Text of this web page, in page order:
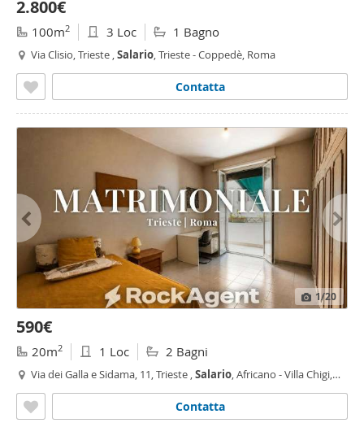
2.800€
100m2 3 Loc 1 Bagno
Via Clisio, Trieste ,Salario, Trieste - Coppedè, Roma
Contatta
1/20
590€
20m2 1 Loc 2 Bagni
Via dei Galla e Sidama, 11, Trieste ,Salario, Africano - Villa Chigi,
Contatta